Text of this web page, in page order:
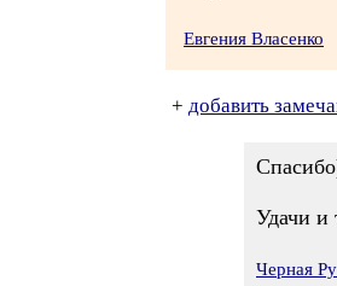
Евгения Власенко
+ добавить
Удачи и
Черная